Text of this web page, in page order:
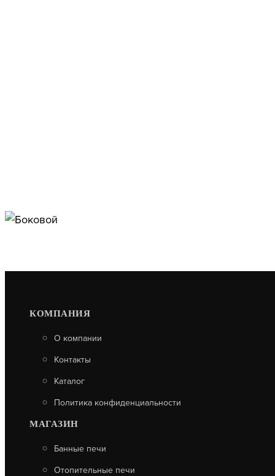
КОМПАНИЯ
О компании
Контакты
Каталог
Политика конфиденциальности
МАГАЗИН
Банные печи
Отопительные печи